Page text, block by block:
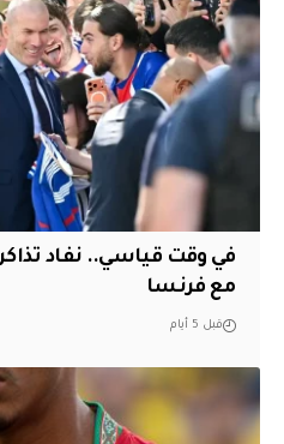
في وقت قياسي.. نفاد تذاكر
مع فرنسا
قبل 5 أيام